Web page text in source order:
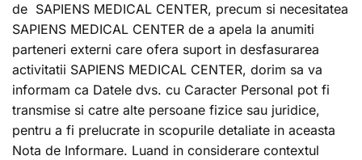
de SAPIENS MEDICAL CENTER, precum si necesitatea
SAPIENS MEDICAL CENTER de a apela la anumiti
parteneri externi care ofera suport in desfasurarea
activitatii SAPIENS MEDICAL CENTER, dorim sa va
informam ca Datele dvs. cu Caracter Personal pot fi
transmise si catre alte persoane fizice sau juridice,
pentru a fi prelucrate in scopurile detaliate in aceasta
Nota de Informare. Luand in considerare contextul